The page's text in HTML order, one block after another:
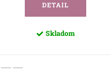
DETAIL
Skladom